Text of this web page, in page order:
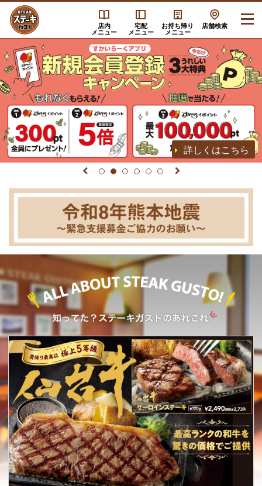
店内
メニュー
宅配
メニュー
お持ち帰り
メニュー
店舗検索
詳しくはこちら